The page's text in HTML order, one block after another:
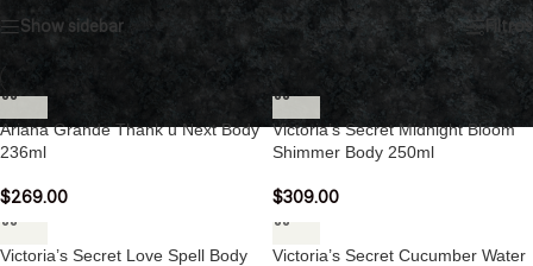
Show sidebar Filtros
Ariana Grande Thank u Next Body
236ml
$269.00
Victoria’s Secret Midnight Bloom
Shimmer Body 250ml
$309.00
Victoria’s Secret Love Spell Body
Victoria’s Secret Cucumber Water